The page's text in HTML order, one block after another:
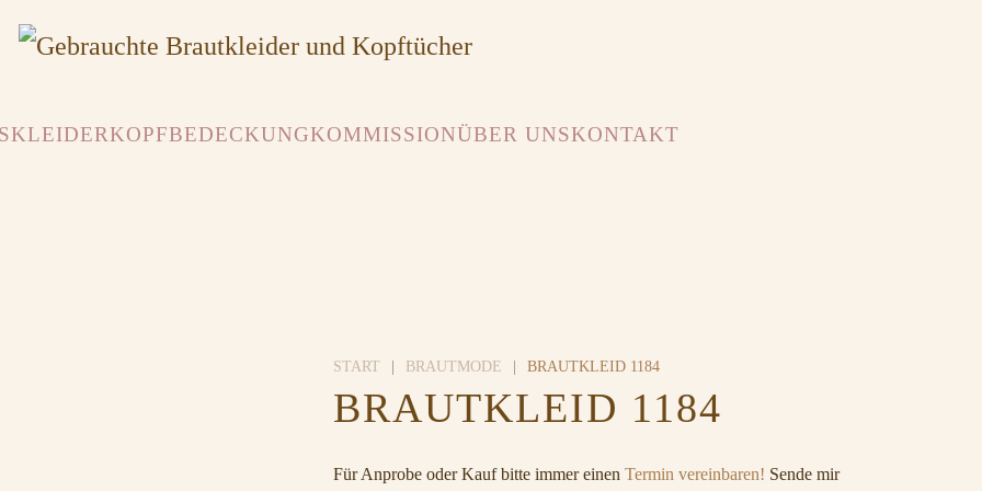
KOPFBEDECKUNGKOMMISSIONÜBER UNSKONTAKT
START BRAUTMODE BRAUTKLEID 1184
BRAUTKLEID 1184
Für Anprobe oder Kauf bitte immer einen Termin vereinbaren! Sende mir